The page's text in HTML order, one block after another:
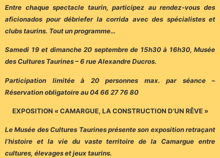
Entre chaque spectacle taurin, participez au rendez-vous des
aficionados pour débriefer la corrida avec des spécialistes et
clubs taurins. Tout un programme…
Samedi 19 et dimanche 20 septembre de 15h30 à 16h30, Musée
des Cultures Taurines – 6 rue Alexandre Ducros.
Participation limitée à 20 personnes max. par séance –
Réservation obligatoire au 04 66 27 76 80
EXPOSITION « CAMARGUE, LA CONSTRUCTION D’UN RÊVE »
Le Musée des Cultures Taurines présente son exposition retraçant
l’histoire et la vie du vaste territoire de la Camargue entre
cultures, élevages et jeux taurins.